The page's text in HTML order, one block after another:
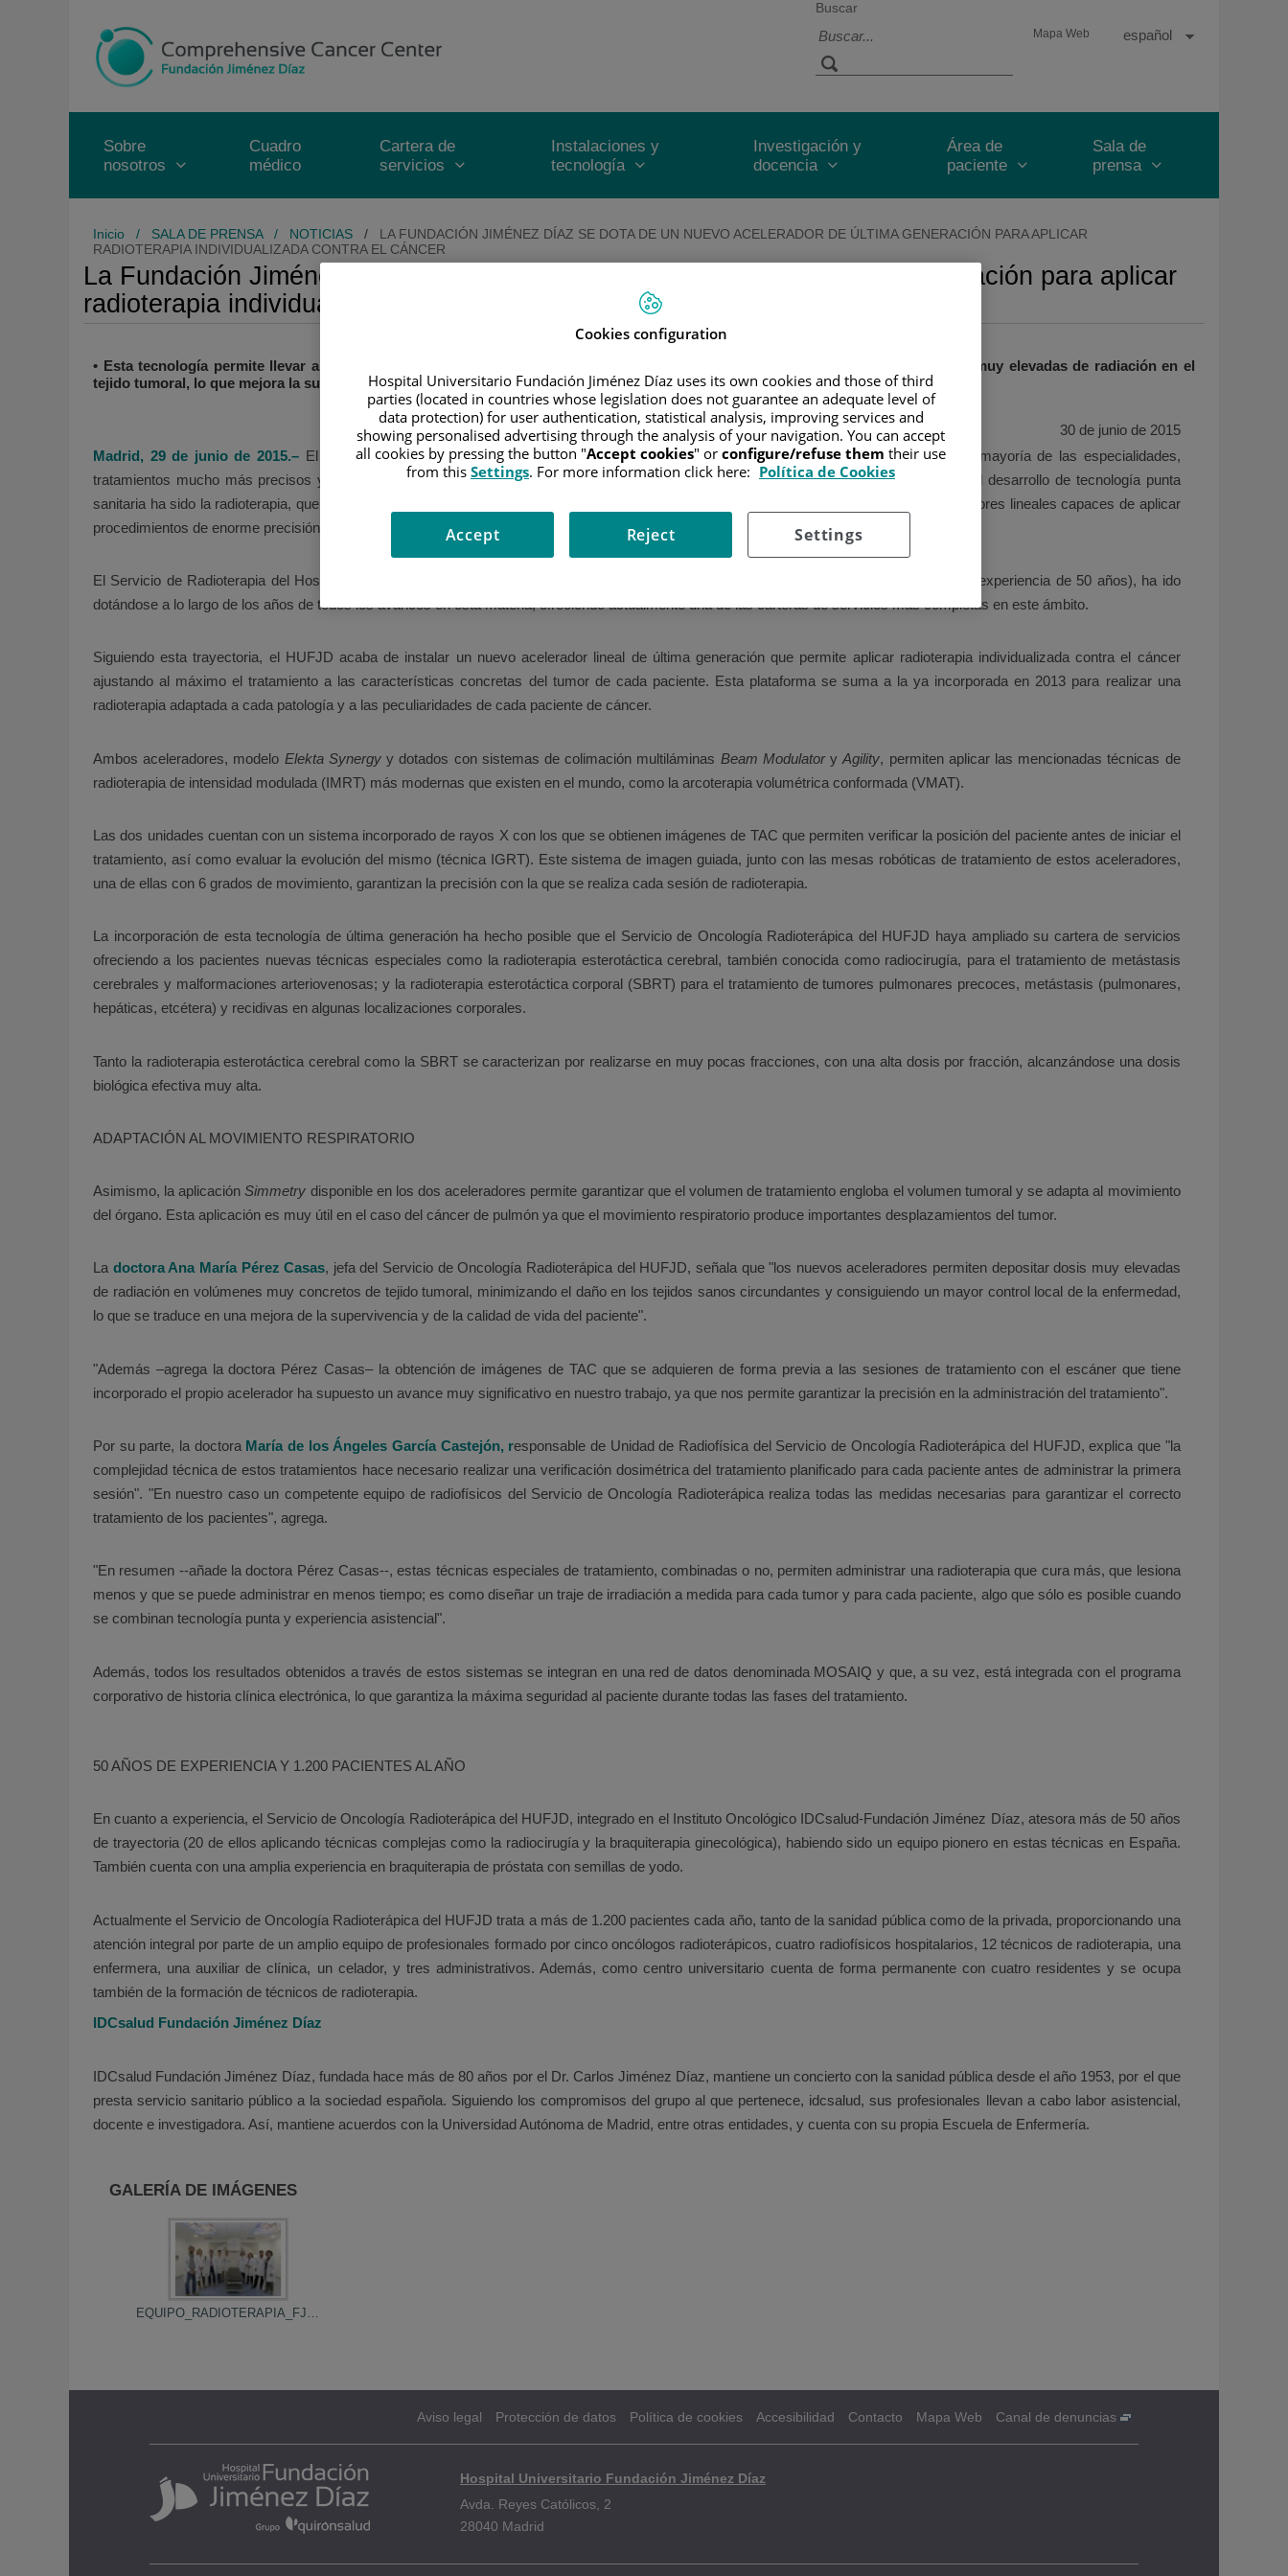
contenido
Buscar
Mapa Web
SelectorIdioma
Español
Sobre
nosotros
Cuadro
médico
Cartera de
servicios
Instalaciones y
tecnología
Investigación y
docencia
Área de
paciente
Sala de
prensa
Inicio / SALA DE PRENSA/ NOTICIAS / LA FUNDACIÓN JIMÉNEZ DÍAZ SE DOTA DE UN NUEVO ACELERADOR DE ÚLTIMA GENERACIÓN PARA APLICAR
RADIOTERAPIA INDIVIDUALIZADA CONTRA EL CÁNCER
La Fundación Jiménez Díaz se dota de un nuevo acelerador de última generación para aplicar
radioterapia individualizada contra el cáncer
• Esta tecnología permite llevar a cabo las más avanzadas modalidades de radioterapia, administrando con gran precisión dosis muy elevadas de radiación en el
tejido tumoral, lo que mejora la supervivencia y reduce los efectos secundarios al preservar el tejido sano
30 de junio de 2015
Madrid, 29 de junio de 2015.– El importante desarrollo de la tecnología médica registrado en las últimas décadas ha permitido, en la mayoría de las especialidades,
tratamientos mucho más precisos y ajustados a las características de cada paciente. Uno de los campos que más se ha beneficiado del desarrollo de tecnología punta
sanitaria ha sido la radioterapia, que ha experimentado una auténtica revolución a partir de la aparición de una nueva generación de aceleradores lineales capaces de aplicar
procedimientos de enorme precisión, como por ejemplo la llamada radioterapia de intensidad modulada (IMRT).
El Servicio de Radioterapia del Hospital Universitario Fundación Jiménez Díaz (HUFJD), uno de los pioneros en España (cuenta con una experiencia de 50 años), ha ido
dotándose a lo largo de los años de todos los avances en esta materia, ofreciendo actualmente una de las carteras de servicios más completas en este ámbito.
Siguiendo esta trayectoria, el HUFJD acaba de instalar un nuevo acelerador lineal de última generación que permite aplicar radioterapia individualizada contra el cáncer
ajustando al máximo el tratamiento a las características concretas del tumor de cada paciente. Esta plataforma se suma a la ya incorporada en 2013 para realizar una
radioterapia adaptada a cada patología y a las peculiaridades de cada paciente de cáncer.
Ambos aceleradores, modelo Elekta Synergyy dotados con sistemas de colimación multiláminas Beam ModulatoryAgility, permiten aplicar las mencionadas técnicas de
radioterapia de intensidad modulada (IMRT) más modernas que existen en el mundo, como la arcoterapia volumétrica conformada (VMAT).
Las dos unidades cuentan con un sistema incorporado de rayos X con los que se obtienen imágenes de TAC que permiten verificar la posición del paciente antes de iniciar el
tratamiento, así como evaluar la evolución del mismo (técnica IGRT). Este sistema de imagen guiada, junto con las mesas robóticas de tratamiento de estos aceleradores,
una de ellas con 6 grados de movimiento, garantizan la precisión con la que se realiza cada sesión de radioterapia.
La incorporación de esta tecnología de última generación ha hecho posible que el Servicio de Oncología Radioterápica del HUFJD haya ampliado su cartera de servicios
ofreciendo a los pacientes nuevas técnicas especiales como la radioterapia esterotáctica cerebral, también conocida como radiocirugía, para el tratamiento de metástasis
cerebrales y malformaciones arteriovenosas; y la radioterapia esterotáctica corporal (SBRT) para el tratamiento de tumores pulmonares precoces, metástasis (pulmonares,
hepáticas, etcétera) y recidivas en algunas localizaciones corporales.
Tanto la radioterapia esterotáctica cerebral como la SBRT se caracterizan por realizarse en muy pocas fracciones, con una alta dosis por fracción, alcanzándose una dosis
biológica efectiva muy alta.
ADAPTACIÓN AL MOVIMIENTO RESPIRATORIO
Asimismo, la aplicaciónSimmetry disponible en los dos aceleradores permite garantizar que el volumen de tratamiento engloba el volumen tumoral y se adapta al movimiento
del órgano. Esta aplicación es muy útil en el caso del cáncer de pulmón ya que el movimiento respiratorio produce importantes desplazamientos del tumor.
La doctora Ana María Pérez Casas, jefa del Servicio de Oncología Radioterápica del HUFJD, señala que "los nuevos aceleradores permiten depositar dosis muy elevadas
de radiación en volúmenes muy concretos de tejido tumoral, minimizando el daño en los tejidos sanos circundantes y consiguiendo un mayor control local de la enfermedad,
lo que se traduce en una mejora de la supervivencia y de la calidad de vida del paciente".
"Además –agrega la doctora Pérez Casas– la obtención de imágenes de TAC que se adquieren de forma previa a las sesiones de tratamiento con el escáner que tiene
incorporado el propio acelerador ha supuesto un avance muy significativo en nuestro trabajo, ya que nos permite garantizar la precisión en la administración del tratamiento".
Por su parte, la doctora María de los Ángeles García Castejón, responsable de Unidad de Radiofísica del Servicio de Oncología Radioterápica del HUFJD, explica que "la
complejidad técnica de estos tratamientos hace necesario realizar una verificación dosimétrica del tratamiento planificado para cada paciente antes de administrar la primera
sesión". "En nuestro caso un competente equipo de radiofísicos del Servicio de Oncología Radioterápica realiza todas las medidas necesarias para garantizar el correcto
tratamiento de los pacientes", agrega.
"En resumen --añade la doctora Pérez Casas--, estas técnicas especiales de tratamiento, combinadas o no, permiten administrar una radioterapia que cura más, que lesiona
menos y que se puede administrar en menos tiempo; es como diseñar un traje de irradiación a medida para cada tumor y para cada paciente, algo que sólo es posible cuando
se combinan tecnología punta y experiencia asistencial".
Además, todos los resultados obtenidos a través de estos sistemas se integran en una red de datos denominada MOSAIQ y que, a su vez, está integrada con el programa
corporativo de historia clínica electrónica, lo que garantiza la máxima seguridad al paciente durante todas las fases del tratamiento.
50 AÑOS DE EXPERIENCIA Y 1.200 PACIENTES AL AÑO
En cuanto a experiencia, el Servicio de Oncología Radioterápica del HUFJD, integrado en el Instituto Oncológico IDCsalud-Fundación Jiménez Díaz, atesora más de 50 años
de trayectoria (20 de ellos aplicando técnicas complejas como la radiocirugía y la braquiterapia ginecológica), habiendo sido un equipo pionero en estas técnicas en España.
También cuenta con una amplia experiencia en braquiterapia de próstata con semillas de yodo.
Actualmente el Servicio de Oncología Radioterápica del HUFJD trata a más de 1.200 pacientes cada año, tanto de la sanidad pública como de la privada, proporcionando una
atención integral por parte de un amplio equipo de profesionales formado por cinco oncólogos radioterápicos, cuatro radiofísicos hospitalarios, 12 técnicos de radioterapia, una
enfermera, una auxiliar de clínica, un celador, y tres administrativos. Además, como centro universitario cuenta de forma permanente con cuatro residentes y se ocupa
también de la formación de técnicos de radioterapia.
IDCsalud Fundación Jiménez Díaz
IDCsalud Fundación Jiménez Díaz, fundada hace más de 80 años por el Dr. Carlos Jiménez Díaz, mantiene un concierto con la sanidad pública desde el año 1953, por el que
presta servicio sanitario público a la sociedad española. Siguiendo los compromisos del grupo al que pertenece, idcsalud, sus profesionales llevan a cabo labor asistencial,
docente e investiga­dora. Así, mantiene acuerdos con la Universidad Autónoma de Madrid, entre otras entidades, y cuenta con su propia Escuela de Enfermería.
GALERÍA DE IMÁGENES
EQUIPO_RADIOTERAPIA_FJD1
Aviso legal Protección de datos Política de cookies Accesibilidad Contacto Mapa Web Canal de denuncias
Hospital Universitario Fundación Jiménez Díaz
Avda. Reyes Católicos, 2
28040 Madrid
Cookies configuration
Hospital Universitario Fundación Jiménez Díaz uses its own cookies and those of third
parties (located in countries whose legislation does not guarantee an adequate level of
data protection) for user authentication, statistical analysis, improving services and
showing personalised advertising through the analysis of your navigation. You can accept
all cookies by pressing the button "Accept cookies" or configure/refuse them their use
from this Settings. For more information click here: Política de Cookies
Settings
Reject
Accept